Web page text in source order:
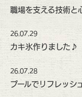
職場を支える技術と
26.07.29
カキ氷作りました♪
26.07.28
プールでリフレッシ